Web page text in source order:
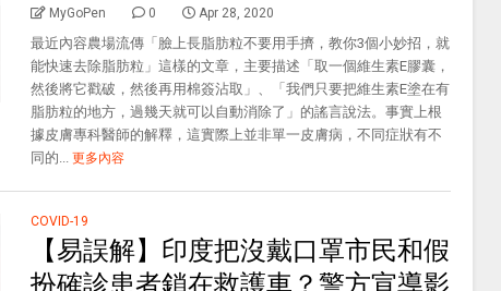
MyGoPen 0 Apr 28, 2020
最近內容農場流傳「臉上長脂肪粒不要用手擠，教你3個小妙招，就
能快速去除脂肪粒」這樣的文章，主要描述「取一個維生素E膠囊，
然後將它戳破，然後再用棉簽沾取」、「我們只要把維生素E塗在有
脂肪粒的地方，過幾天就可以自動消除了」的謠言說法。事實上根
據皮膚專科醫師的解釋，這實際上並非單一皮膚病，不同症狀有不
同的... 更多內容
COVID-19
【易誤解】印度把沒戴口罩市民和假
扮確診患者鎖在救護車？警方宣導影